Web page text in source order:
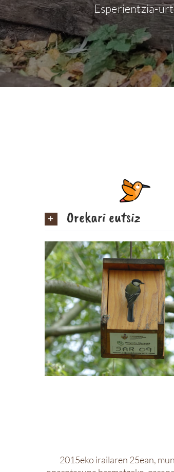
Esperientzia-
Orekari eutsiz
2015eko irailaren 25ean,